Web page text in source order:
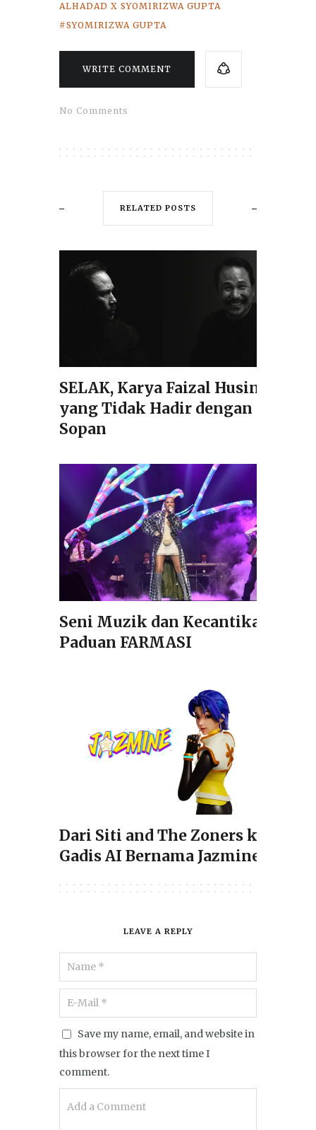
ALHADAD X SYOMIRIZWA GUPTA
SYOMIRIZWA GUPTA
WRITE COMMENT
No Comments
RELATED POSTS
SELAK, Karya Faizal Husin
yang Tidak Hadir dengan
Sopan
Seni Muzik dan Kecantikan
Paduan FARMASI
Dari Siti and The Zoners ke
Gadis AI Bernama Jazmine
LEAVE A REPLY
Save my name, email, and website in
this browser for the next time I
comment.